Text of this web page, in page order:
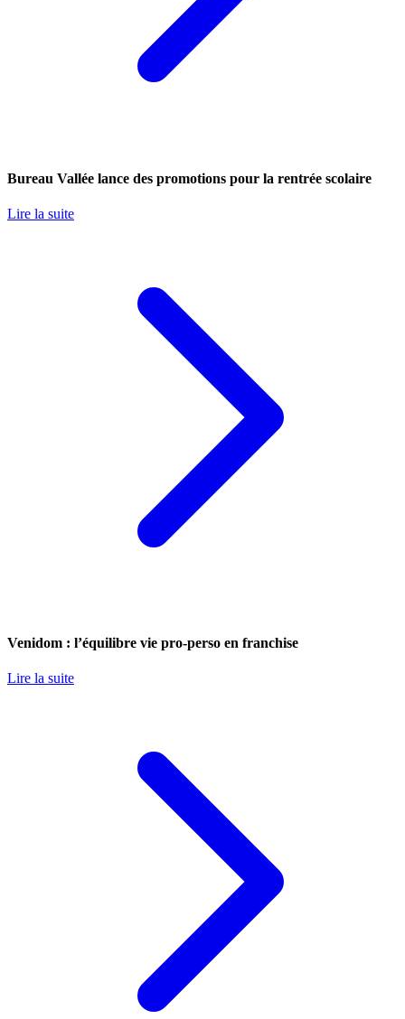
Bureau Vallée lance des promotions pour la rentrée scolaire
Lire la suite
Venidom : l’équilibre vie pro-perso en franchise
Lire la suite